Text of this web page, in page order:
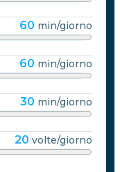
60 min/giorno
60 min/giorno
30 min/giorno
20 volte/giorno